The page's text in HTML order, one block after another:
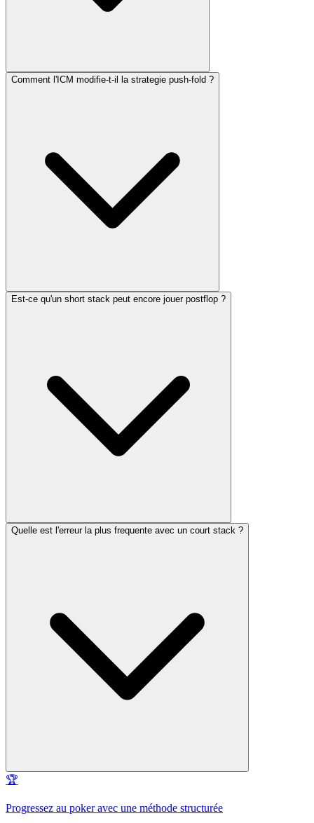
Comment l'ICM modifie-t-il la strategie push-fold ?
Est-ce qu'un short stack peut encore jouer postflop ?
Quelle est l'erreur la plus frequente avec un court stack ?
🏆
Progressez au poker avec une méthode structurée